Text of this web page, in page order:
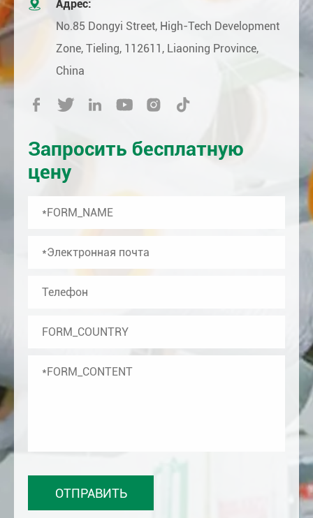

Адрес:
No.85 Dongyi Street, High-Tech Development
Zone, Tieling, 112611, Liaoning Province,
China
     
Запросить бесплатную
цену